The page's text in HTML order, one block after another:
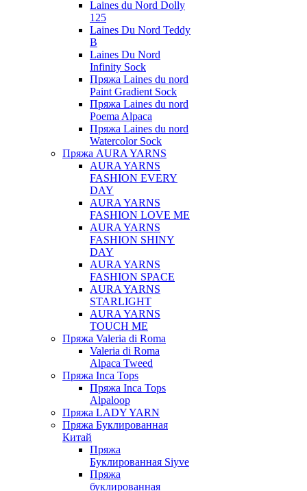
Laines du Nord Dolly
125
Laines Du Nord Teddy
B
Laines Du Nord
Infinity Sock
Пряжа Laines du nord
Paint Gradient Sock
Пряжа Laines du nord
Poema Alpaca
Пряжа Laines du nord
Watercolor Sock
Пряжа AURA YARNS
AURA YARNS
FASHION EVERY
DAY
AURA YARNS
FASHION LOVE ME
AURA YARNS
FASHION SHINY
DAY
AURA YARNS
FASHION SPACE
AURA YARNS
STARLIGHT
AURA YARNS
TOUCH ME
Пряжа Valeria di Roma
Valeria di Roma
Alpaca Tweed
Пряжа Inca Tops
Пряжа Inca Tops
Alpaloop
Пряжа LADY YARN
Пряжа Буклированная
Китай
Пряжа
Буклированная Siyve
Пряжа
буклированная